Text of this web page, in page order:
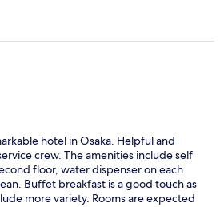
hotel in Osaka. Helpful and
crew. The amenities include self
floor, water dispenser on each
Buffet breakfast is a good touch as
more variety. Rooms are expected